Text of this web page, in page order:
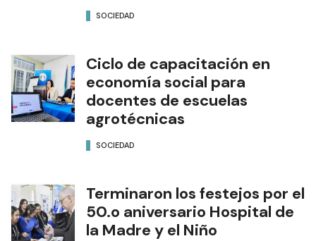
SOCIEDAD
Ciclo de capacitación en
economía social para
docentes de escuelas
agrotécnicas
SOCIEDAD
Terminaron los festejos por el
50.o aniversario Hospital de
la Madre y el Niño